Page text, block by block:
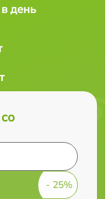
день